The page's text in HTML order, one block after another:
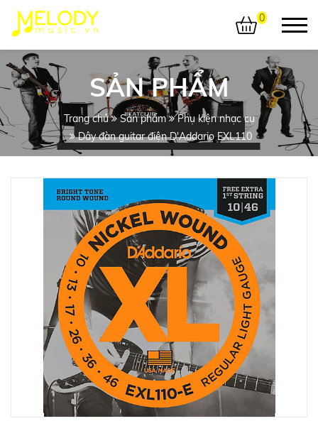
0
SẢN PHẨM
Trang chủ Sản phẩm
Phụ kiện nhạc cụ
Dây đàn guitar điện D'Addario EXL110